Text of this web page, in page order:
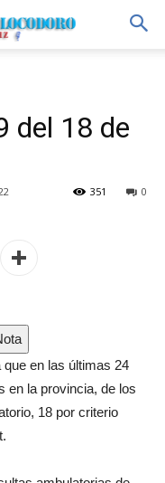
del 18 de
0
351
en las últimas 24
en la provincia, de los
18 por criterio